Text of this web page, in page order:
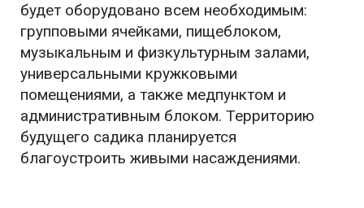
будет оборудовано всем необходимым:
групповыми ячейками, пищеблоком,
музыкальным и физкультурным залами,
универсальными кружковыми
помещениями, а также медпунктом и
административным блоком. Территорию
будущего садика планируется
благоустроить живыми насаждениями.